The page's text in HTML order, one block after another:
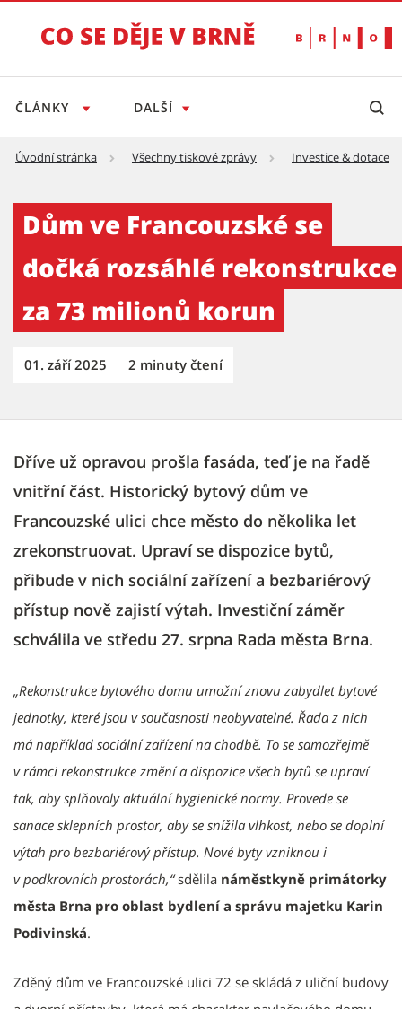
ČLÁNKY DALŠÍ
Úvodní stránka Všechny tiskové zprávy Investice & dotace
Dům ve Francouzské se
dočká rozsáhlé rekonstrukce
za 73 milionů korun
01. září 2025 2 minuty čtení
Dříve už opravou prošla fasáda, teď je na řadě
vnitřní část. Historický bytový dům ve
Francouzské ulici chce město do několika let
zrekonstruovat. Upraví se dispozice bytů,
přibude v nich sociální zařízení a bezbariérový
přístup nově zajistí výtah. Investiční záměr
schválila ve středu 27. srpna Rada města Brna.
„Rekonstrukce bytového domu umožní znovu zabydlet bytové
jednotky, které jsou v současnosti neobyvatelné. Řada z nich
má například sociální zařízení na chodbě. To se samozřejmě
v rámci rekonstrukce změní a dispozice všech bytů se upraví
tak, aby splňovaly aktuální hygienické normy. Provede se
sanace sklepních prostor, aby se snížila vlhkost, nebo se doplní
výtah pro bezbariérový přístup. Nové byty vzniknou i
v podkrovních prostorách,“sdělila náměstkyně primátorky
města Brna pro oblast bydlení a správu majetku Karin
Podivinská.
Zděný dům ve Francouzské ulici 72 se skládá z uliční budovy